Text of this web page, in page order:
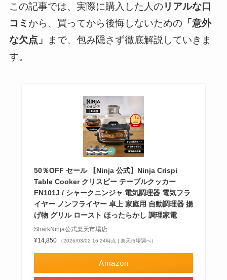
この記事では、実際に購入した人のリアルな口
コミ から、買ってから後悔しないための「意外
な欠点」
まで、包み隠さず徹底解説していきま
す。
50％OFF セール 【Ninja 公式】Ninja Crispi
Table Cooker クリスピー テーブルクッカー
FN101J / シャークニンジャ 電気調理器 電気フラ
イヤー ノンフライヤー 卓上 家庭用 自動調理器 揚
げ物 グリル ロースト ほったらかし 調理家電
SharkNinja公式楽天市場店
¥14,850
（2026/03/02 16:24時点 | 楽天市場調べ）
Amazon